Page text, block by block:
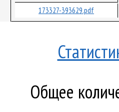
173327-393629.pdf
Общее